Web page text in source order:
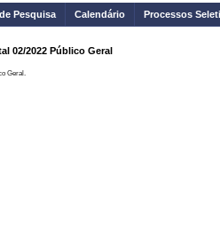
Pesquisa Calendário Processos
02/2022 Público Geral
Geral.